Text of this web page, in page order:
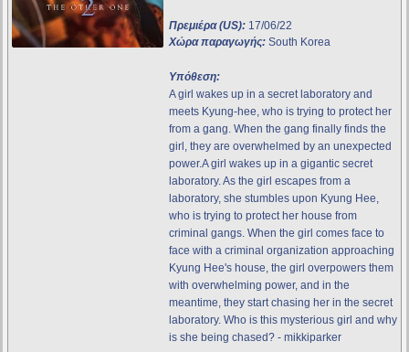
Πρεμιέρα (US): 17/06/22
Χώρα παραγωγής: South Korea
Υπόθεση:
A girl wakes up in a secret laboratory and
meets Kyung-hee, who is trying to protect her
from a gang. When the gang finally finds the
girl, they are overwhelmed by an unexpected
power.A girl wakes up in a gigantic secret
laboratory. As the girl escapes from a
laboratory, she stumbles upon Kyung Hee,
who is trying to protect her house from
criminal gangs. When the girl comes face to
face with a criminal organization approaching
Kyung Hee's house, the girl overpowers them
with overwhelming power, and in the
meantime, they start chasing her in the secret
laboratory. Who is this mysterious girl and why
is she being chased? - mikkiparker